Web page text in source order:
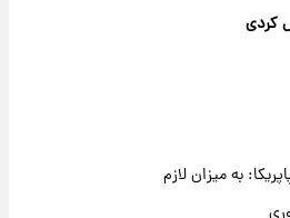
کردی
به میزان لازم